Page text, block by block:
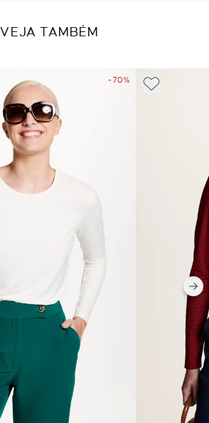
VEJA TAMBÉM
- 70%